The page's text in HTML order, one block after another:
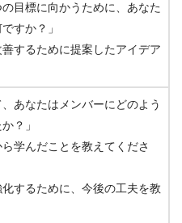
の目標に向かうために、あなた
すか？」
善するために提案したアイデア
、あなたはメンバーにどのよう
？」
ら学んだことを教えてくださ
化するために、今後の工夫を教